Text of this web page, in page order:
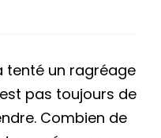
tenté un ragréage
pas toujours de
Combien de